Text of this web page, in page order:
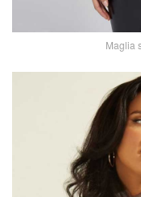
Maglia